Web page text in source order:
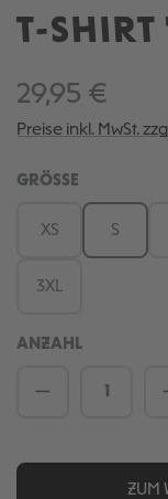
T-
29,95 €
Preise inkl. MwSt.
GRÖSSE
XS S
3XL
ANZAHL
Produkt
ZUM